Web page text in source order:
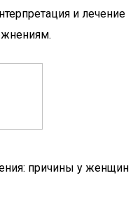
и лечение
причины у женщин